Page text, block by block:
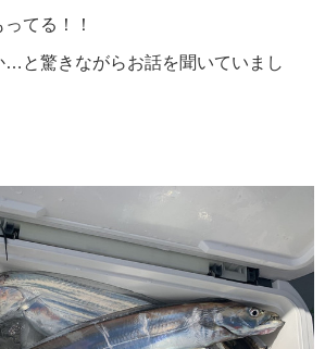
てる！！
…と驚きながらお話を聞いていまし